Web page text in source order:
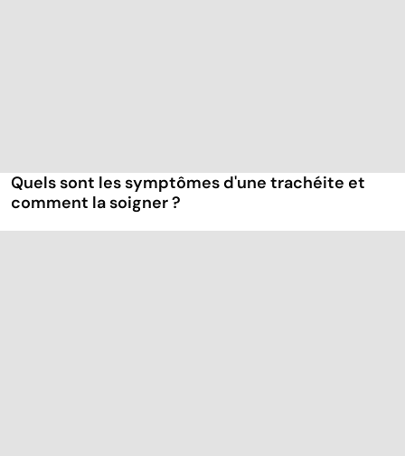
Quels sont les symptômes d'une trachéite et
comment la soigner ?